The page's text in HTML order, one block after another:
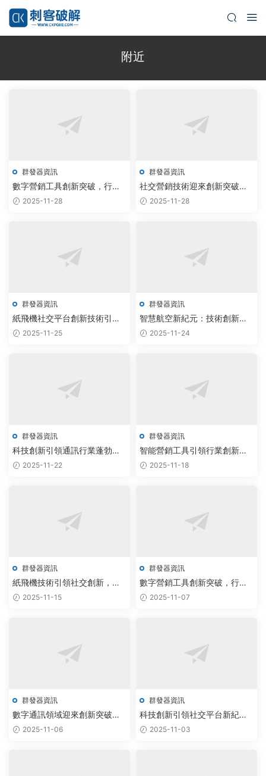
附近
群發器資訊
數字營銷工具創新突破，行業
迎來發展新機遇
2025-11-28
群發器資訊
社交營銷技術迎來創新突破，
行業前景廣闊備受關注
2025-11-28
群發器資訊
紙飛機社交平台創新技術引領
行業蓬勃發展
2025-11-25
群發器資訊
智慧航空新紀元：技術創新引
領行業蓬勃發展
2025-11-24
群發器資訊
科技創新引領通訊行業蓬勃發
展，市場前景廣闊備受關注
2025-11-22
群發器資訊
智能營銷工具引領行業創新浪
潮，航空科技迎來發展新機遇
2025-11-18
群發器資訊
紙飛機技術引領社交創新，行
業迎來蓬勃發展新機遇
2025-11-15
群發器資訊
數字營銷工具創新突破，行業
迎來發展新機遇
2025-11-07
群發器資訊
數字通訊領域迎來創新突破，
技術升級助推行業蓬勃發展
2025-11-06
群發器資訊
科技創新引領社交平台新紀
元，行業發展前景廣闊
2025-11-03